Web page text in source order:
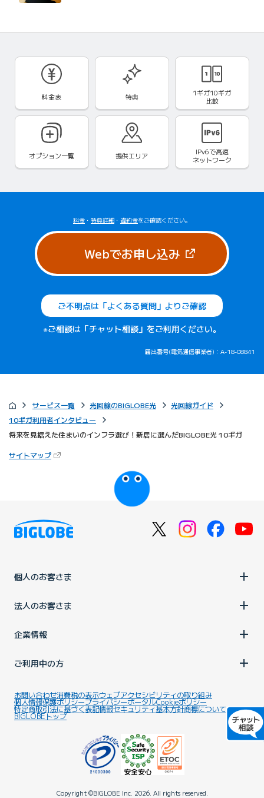
料金表 特典
1ギガ10ギガ
比較
オプション一覧 提供エリア IPv6で高速
ネットワーク
料金 ・ 特典詳細 ・ 違約金をご確認ください。
Webでお申し込み（新しいタブ
ご不明点は「よくある質問」よりご確認
※ご相談は「チャット相談」をご利用ください。
届出番号(電気通信事業者)：A-18-08841
サービス一覧 光回線のBIGLOBE光
光回線ガイド
10ギガ利用者インタビュー
将来を見据えた住まいのインフラ選び！新居に選んだBIGLOBE光 10ギガ
サイトマップ（新しいタブで開きます）
びっぷるのページ
個人のお客さま
法人のお客さま
企業情報
ご利用中の方
お問い合わせ消費税の表示ウェブアクセシビリティの取り組み
個人情報保護ポリシープライバシーポータルCookieポリシー
特定商取引法に基づく表記情報セキュリティ基本方針商標について
BIGLOBEトップ
Copyright ©BIGLOBE Inc. 2026. All rights reserved.